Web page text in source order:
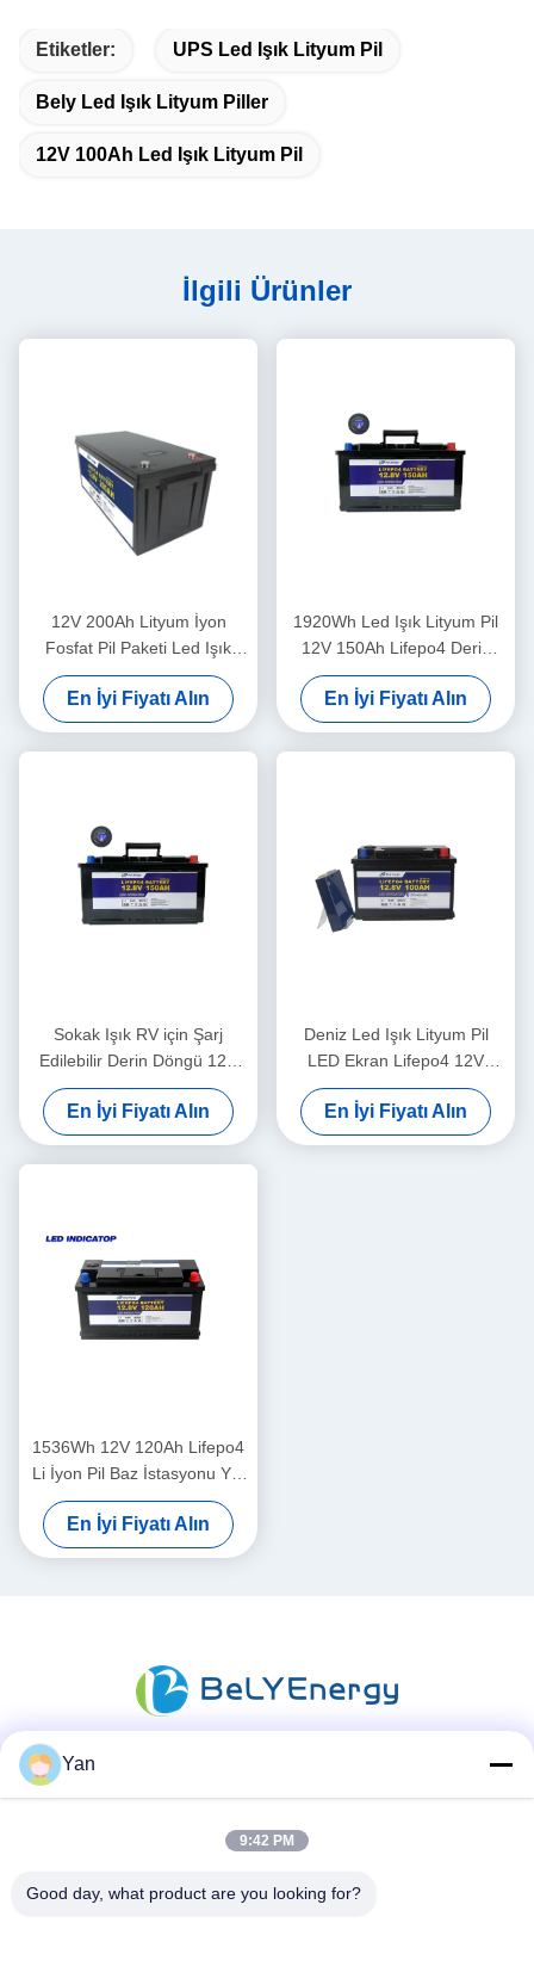
Etiketler: UPS Led Işık Lityum Pil
Bely Led Işık Lityum Piller
12V 100Ah Led Işık Lityum Pil
İlgili Ürünler
12V 200Ah Lityum İyon
Fosfat Pil Paketi Led Işık
Karavan Ev Pilleri
En İyi Fiyatı Alın
1920Wh Led Işık Lityum Pil
12V 150Ah Lifepo4 Derin
Döngü Pil
En İyi Fiyatı Alın
Sokak Işık RV için Şarj
Edilebilir Derin Döngü 12V
150Ah Led Işık Lityum Pil
En İyi Fiyatı Alın
Deniz Led Işık Lityum Pil
LED Ekran Lifepo4 12V
100Ah
En İyi Fiyatı Alın
1536Wh 12V 120Ah Lifepo4
Li İyon Pil Baz İstasyonu Yat
Lityum Pil
En İyi Fiyatı Alın
Hızlı iletişim
Yan
9:42 PM
Good day, what product are you looking for?